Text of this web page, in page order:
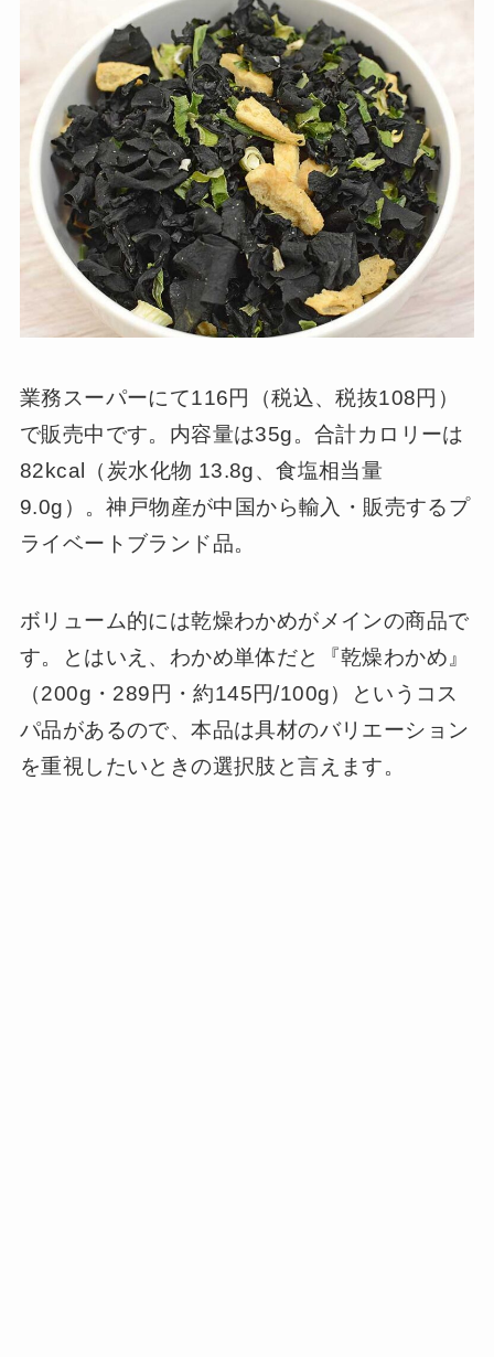
業務スーパーにて116円（税込、税抜108円）
で販売中です。内容量は35g。合計カロリーは
82kcal（炭水化物 13.8g、食塩相当量
9.0g）。神戸物産が中国から輸入・販売するプ
ライベートブランド品。
ボリューム的には乾燥わかめがメインの商品で
す。とはいえ、わかめ単体だと『乾燥わかめ』
（200g・289円・約145円/100g）というコス
パ品があるので、本品は具材のバリエーション
を重視したいときの選択肢と言えます。